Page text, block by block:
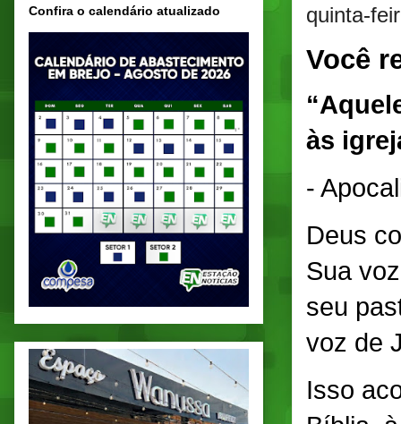
quinta-
Você
às
-
Deus
Sua
seu
voz de
Isso
Confira o calendário atualizado